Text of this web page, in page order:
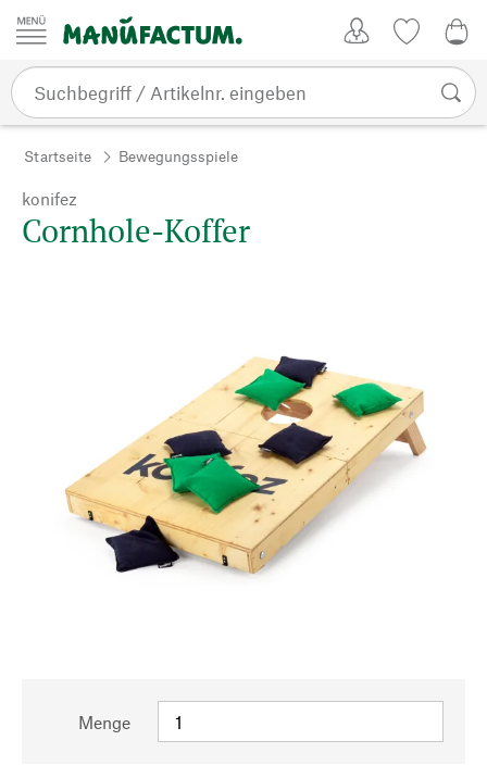
Zum Inhalt springen
Startseite Bewegungsspiele
konifez
Cornhole-Koffer
Menge